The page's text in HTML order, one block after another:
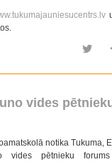
vides
notika Tukuma,
vides pētnieku forums